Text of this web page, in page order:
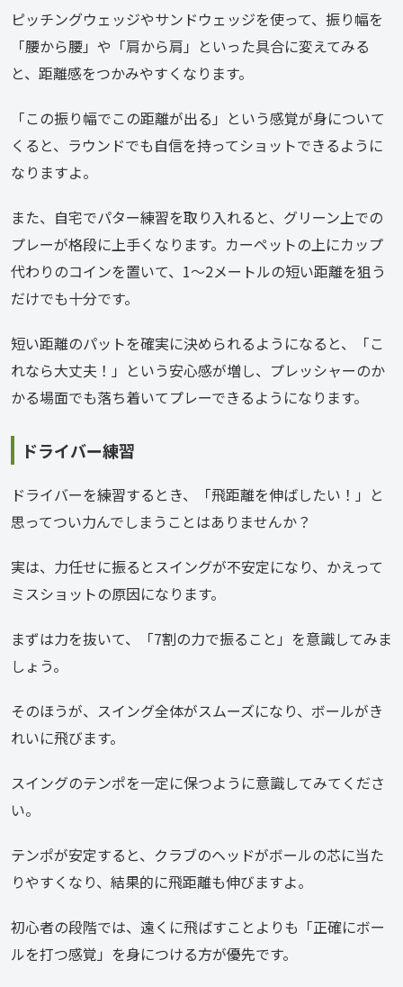
ピッチングウェッジやサンドウェッジを使って、振り幅を
「腰から腰」や「肩から肩」といった具合に変えてみる
と、距離感をつかみやすくなります。
「この振り幅でこの距離が出る」という感覚が身について
くると、ラウンドでも自信を持ってショットできるように
なりますよ。
また、自宅でパター練習を取り入れると、グリーン上での
プレーが格段に上手くなります。カーペットの上にカップ
代わりのコインを置いて、1〜2メートルの短い距離を狙う
だけでも十分です。
短い距離のパットを確実に決められるようになると、「こ
れなら大丈夫！」という安心感が増し、プレッシャーのか
かる場面でも落ち着いてプレーできるようになります。
ドライバー練習
ドライバーを練習するとき、「飛距離を伸ばしたい！」と
思ってつい力んでしまうことはありませんか？
実は、力任せに振るとスイングが不安定になり、かえって
ミスショットの原因になります。
まずは力を抜いて、「7割の力で振ること」を意識してみま
しょう。
そのほうが、スイング全体がスムーズになり、ボールがき
れいに飛びます。
スイングのテンポを一定に保つように意識してみてくださ
い。
テンポが安定すると、クラブのヘッドがボールの芯に当た
りやすくなり、結果的に飛距離も伸びますよ。
初心者の段階では、遠くに飛ばすことよりも「正確にボー
ルを打つ感覚」を身につける方が優先です。